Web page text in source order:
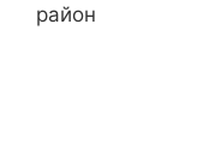
район